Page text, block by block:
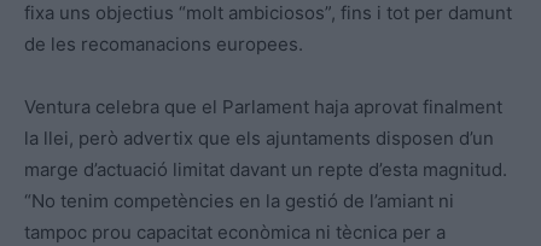
fixa uns objectius “molt ambiciosos”, fins i tot per damunt
de les recomanacions europees.
Ventura celebra que el Parlament haja aprovat finalment
la llei, però advertix que els ajuntaments disposen d’un
marge d’actuació limitat davant un repte d’esta magnitud.
“No tenim competències en la gestió de l’amiant ni
tampoc prou capacitat econòmica ni tècnica per a